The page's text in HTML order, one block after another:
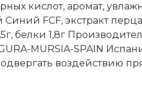
кислот, аромат,
FCF, экстракт
белки 1,8г
MURSIA-SPAIN
воздействию